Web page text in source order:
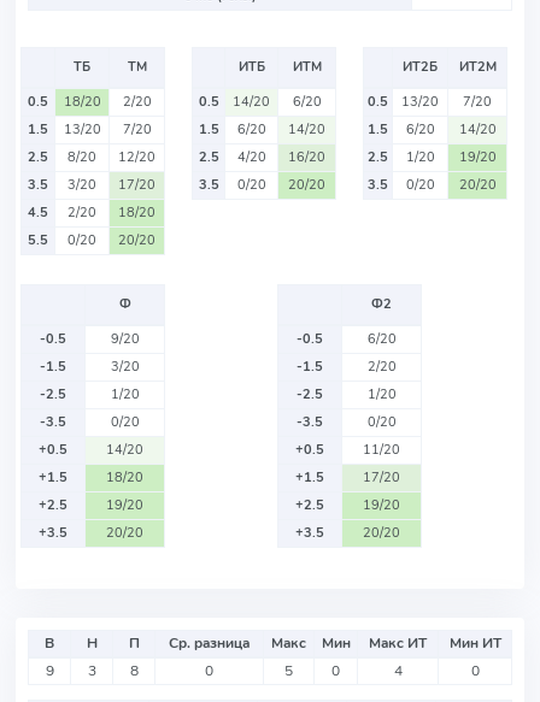
ТБ
ТМ
0.5
18/20
2/20
1.5
13/20
7/20
2.5
8/20
12/20
3.5
3/20
17/20
4.5
2/20
18/20
5.5
0/20 20/20
ИТБ
ИТМ
0.5
14/20
6/20
1.5
6/20
14/20
2.5
4/20
16/20
3.5
0/20 20/20
ИТ2Б
ИТ2М
0.5
13/20
7/20
1.5
6/20
14/20
2.5
1/20
19/20
3.5
0/20 20/20
Ф
-0.5
9/20
-1.5
3/20
-2.5
1/20
-3.5
0/20
+0.5
14/20
+1.5
18/20
+2.5
19/20
+3.5
20/20
Ф2
-0.5
6/20
-1.5
2/20
-2.5
1/20
-3.5
0/20
+0.5
11/20
+1.5
17/20
+2.5
19/20
+3.5
20/20
В Н П Ср. разница Макс Мин Макс ИТ
Мин ИТ
9
3 8 0 5 0 4 0